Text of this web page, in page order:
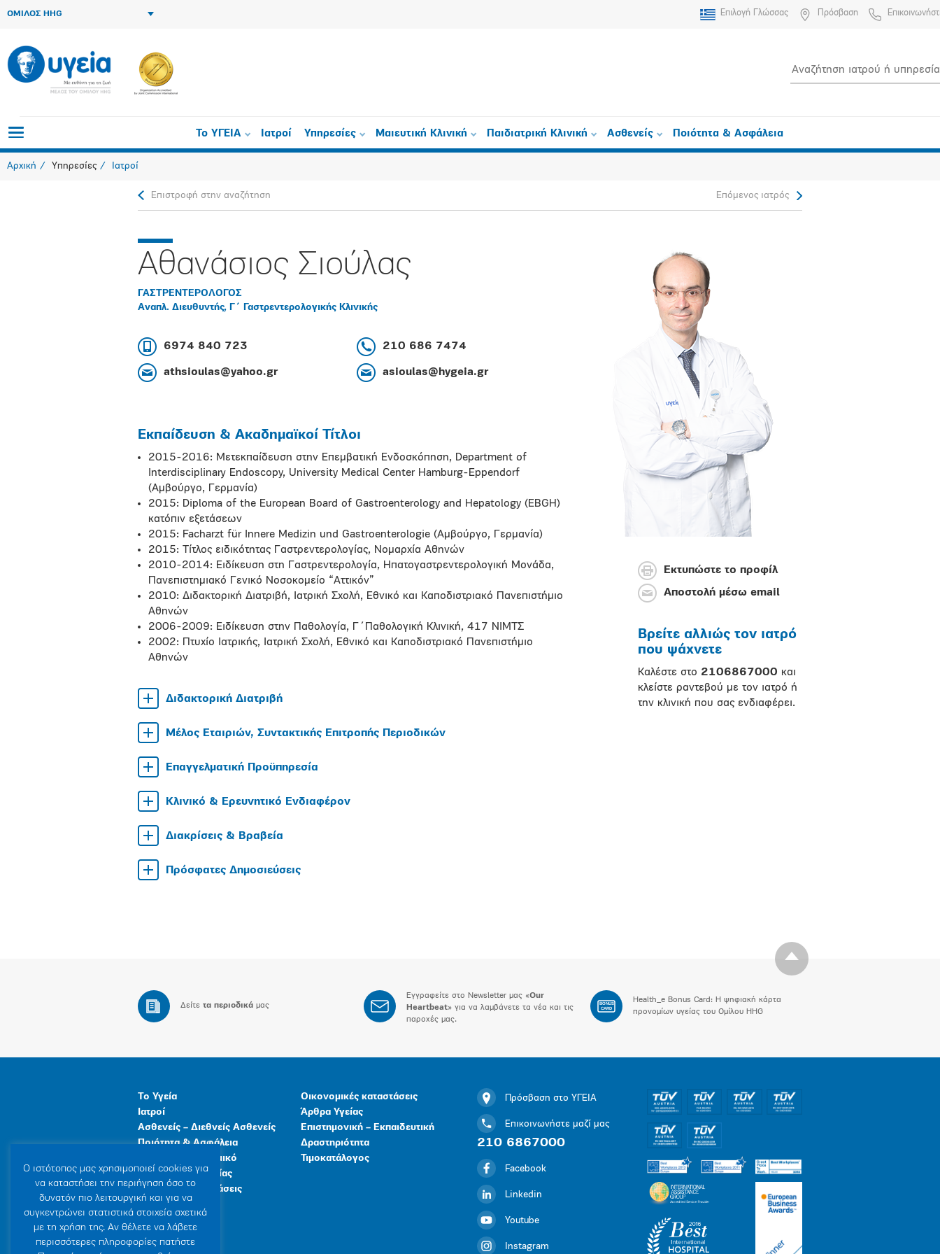
ΟΜΙΛΟΣ HHG Επιλογή Γλώσσας Πρόσβαση
Το ΥΓΕΙΑ Ιατροί Υπηρεσίες Μαιευτική Κλινική Παιδιατρική Κλινική Ασθενείς Ποιότητα & Ασφάλεια
Αρχική Υπηρεσίες Ιατροί
Επιστροφή στην αναζήτηση Επόμενος ιατρός
Αθανάσιος Σιούλας
ΓΑΣΤΡΕΝΤΕΡΟΛΟΓΟΣ
Αναπλ. Διευθυντής, Γ΄ Γαστρεντερολογικής Κλινικής
6974 840 723 210 686 7474
athsioulas@yahoo.gr asioulas@hygeia.gr
Εκπαίδευση & Ακαδημαϊκοί Τίτλοι
2015-2016: Μετεκπαίδευση στην Επεμβατική Ενδοσκόπηση, Department of
Interdisciplinary Endoscopy, University Medical Center Hamburg-Eppendorf
(Αμβούργο, Γερμανία)
2015: Diploma of the European Board of Gastroenterology and Hepatology (EBGH)
κατόπιν εξετάσεων
2015: Facharzt für Innere Medizin und Gastroenterologie (Αμβούργο, Γερμανία)
2015: Τίτλος ειδικότητας Γαστρεντερολογίας, Νομαρχία Αθηνών
2010-2014: Ειδίκευση στη Γαστρεντερολογία, Ηπατογαστρεντερολογική Μονάδα,
Πανεπιστημιακό Γενικό Νοσοκομείο “Αττικόν”
2010: Διδακτορική Διατριβή, Ιατρική Σχολή, Εθνικό και Καποδιστριακό Πανεπιστήμιο
Αθηνών
2006-2009: Ειδίκευση στην Παθολογία, Γ΄Παθολογική Κλινική, 417 ΝΙΜΤΣ
2002: Πτυχίο Ιατρικής, Ιατρική Σχολή, Εθνικό και Καποδιστριακό Πανεπιστήμιο
Αθηνών
Διδακτορική Διατριβή
Μέλος Εταιριών, Συντακτικής Επιτροπής Περιοδικών
Επαγγελματική Προϋπηρεσία
Κλινικό & Ερευνητικό Ενδιαφέρον
Διακρίσεις & Βραβεία
Πρόσφατες Δημοσιεύσεις
Εκτυπώστε το προφίλ
Αποστολή μέσω email
Βρείτε αλλιώς τον ιατρό
που ψάχνετε
Καλέστε στο 2106867000 και
κλείστε ραντεβού με τον ιατρό ή
την κλινική που σας ενδιαφέρει.
Δείτε τα περιοδικά μας
Εγγραφείτε στο Newsletter μας «Our
Heartbeat» για να λαμβάνετε τα νέα και τις
παροχές μας.
BONUS
CARD
Health_e Bonus Card: H ψηφιακή κάρτα
προνομίων υγείας του Ομίλου HHG
Το Υγεία
Ιατροί
Ασθενείς – Διεθνείς Ασθενείς
Ποιότητα & Ασφάλεια
Ανθρώπινο Δυναμικό
Προγράμματα Υγείας
Γενικές Εγκαταστάσεις
Οικονομικές καταστάσεις
Άρθρα Υγείας
Επιστημονική – Εκπαιδευτική
Δραστηριότητα
Τιμοκατάλογος
Πρόσβαση στο ΥΓΕΙΑ
Επικοινωνήστε μαζί μας
210 6867000
Facebook
Linkedin
Youtube
Instagram
Ο ιστότοπoς μας χρησιμοποιεί cookies για
να καταστήσει την περιήγηση όσο το
δυνατόν πιο λειτουργική και για να
συγκεντρώνει στατιστικά στοιχεία σχετικά
με τη χρήση της. Αν θέλετε να λάβετε
περισσότερες πληροφορίες πατήστε